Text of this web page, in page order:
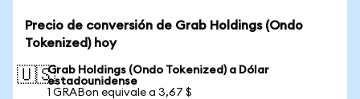
Precio de conversión de Grab Holdings (Ondo
Tokenized) hoy
🇺🇸Grab Holdings (Ondo Tokenized) a Dólar
estadounidense
1 GRABon equivale a 3,67 $